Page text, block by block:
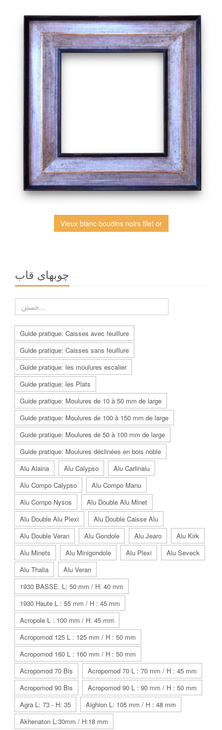
Vieux blanc boudins noirs filet or
چوبهاى قاب
Guide pratique: Caisses avec feuillure
Guide pratique: Caisses sans feuillure
Guide pratique: les moulures escalier
Guide pratique: les Plats
Guide pratique: Moulures de 10 à 50 mm de large
Guide pratique: Moulures de 100 à 150 mm de large
Guide pratique: Moulures de 50 à 100 mm de large
Guide pratique: Moulures déclinées en bois noble
Alu Alaina
Alu Calypso
Alu Carlinalu
Alu Compo Calypso
Alu Compo Manu
Alu Compo Nysos
Alu Double Alu Minet
Alu Double Alu Plexi
Alu Double Caisse Alu
Alu Double Veran
Alu Gondole Alu Jearo
Alu Kirk
Alu Minets
Alu Minigondole Alu Plexi
Alu Seveck
Alu Thalia
Alu Veran
1930 BASSE. L: 50 mm / H: 40 mm
1930 Haute L : 55 mm / H : 45 mm
Acropole L : 100 mm / H: 45 mm
Acropomod 125 L : 125 mm / H : 50 mm
Acropomod 160 L : 160 mm / H : 50 mm
Acropomod 70 Bis
Acropomod 70 L : 70 mm / H : 45 mm
Acropomod 90 Bis
Acropomod 90 L : 90 mm / H : 50 mm
Agra L: 73 - H: 35
Aighion L: 105 mm / H : 48 mm
Akhenaton L:30mm / H:18 mm